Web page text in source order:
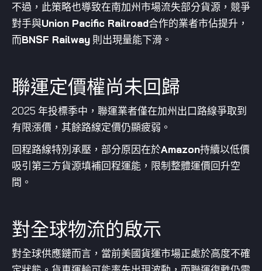
不過，此策略也導致在南加州市場流失部分貨源，競爭
對手與Union Pacific Railroad合作的業者市佔提升，
而BNSF Railway 則出現量能下滑。
聯運定價權尚未回歸
2025 年投標季中，聯運業者僅在加州出口路線爭取到
有限漲價，其餘路線定價仍顯疲弱。
回程路線特別承壓，部分原因在於Amazon持續以低價
吸引第三方貨源填補回程運能，限制整體運價回升空
間。
對全球物流的啟示
對全球供應鏈而言，當前美國貨運市場正處於高度不確